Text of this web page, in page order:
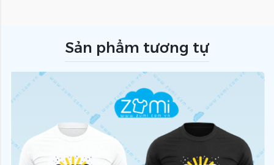
Sản phẩm tương tự